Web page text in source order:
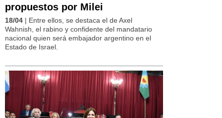
propuestos por Milei
18/04 | Entre ellos, se destaca el de Axel
Wahnish, el rabino y confidente del mandatario
nacional quien será embajador argentino en el
Estado de Israel.